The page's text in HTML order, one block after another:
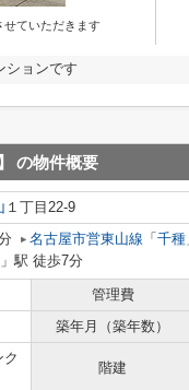
ていただきます
ションです
の物件概要
１丁目22-9
名古屋市営東山線 「 千種
」駅 徒歩7分
管理費
築年月（築年数）
階建